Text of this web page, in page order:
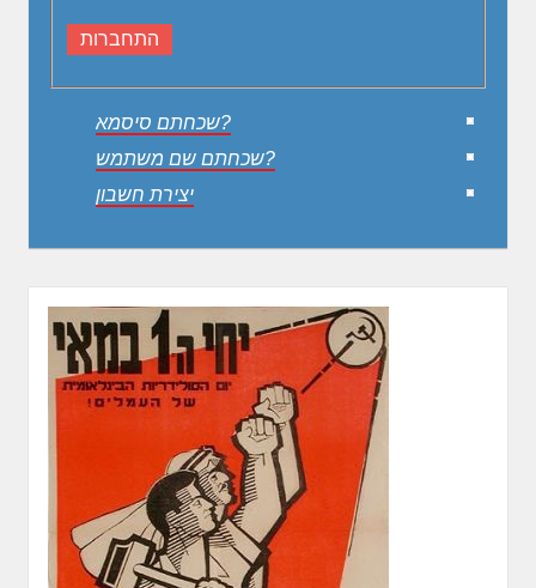
שכחתם סיסמא?
שכחתם שם משתמש?
יצירת חשבון